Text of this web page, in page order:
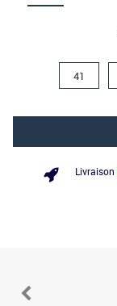
41
Livraison